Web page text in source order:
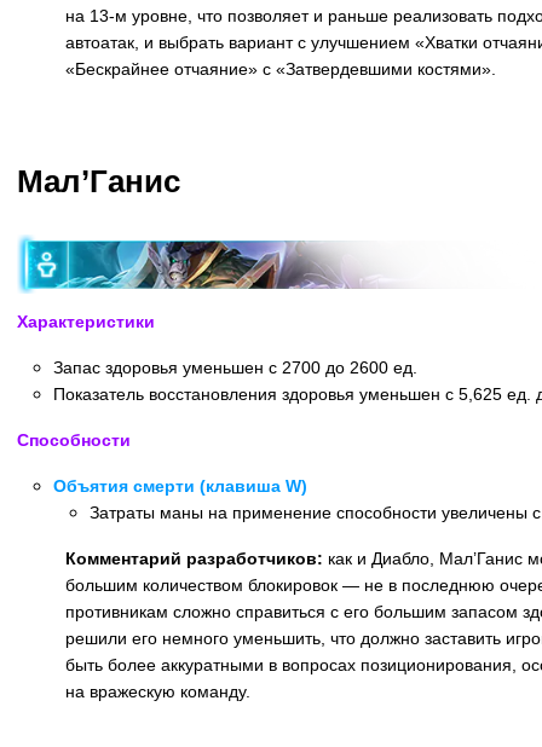
на 13-м уровне, что позволяет и раньше реализовать
автоатак, и выбрать вариант с улучшением «Хватки
«Бескрайнее отчаяние» с «Затвердевшими костями».
Мал’Ганис
Характеристики
Запас здоровья уменьшен с 2700 до 2600 ед.
Показатель восстановления здоровья уменьшен с 5,625 ед.
Способности
Объятия смерти (клавиша W)
Затраты маны на применение способности увеличены
Комментарий разработчиков: как и Диабло, Мал’Ганис
большим количеством блокировок — не в последнюю
противникам сложно справиться с его большим запасом
решили его немного уменьшить, что должно заставить
быть более аккуратными в вопросах позиционирования,
на вражескую команду.